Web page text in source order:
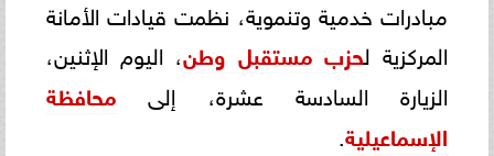
مبادرات خدمية وتنموية، نظمت قيادات الأمانة
المركزية لحزب مستقبل وطن، اليوم الإثنين،
الزيارة السادسة عشرة، إلى محافظة
الإسماعيلية.